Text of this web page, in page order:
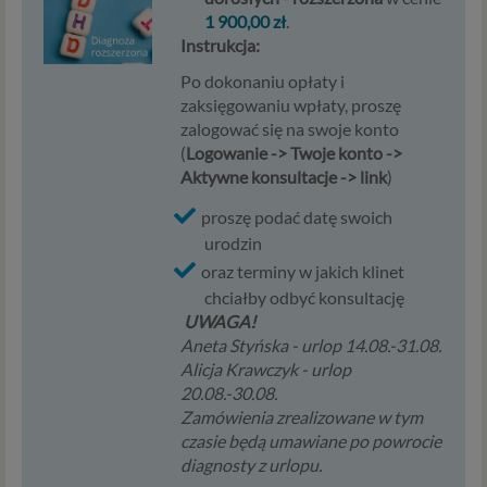
1 900,00 zł.
Instrukcja:
Po dokonaniu opłaty i
zaksięgowaniu wpłaty, proszę
zalogować się na swoje konto
(Logowanie -> Twoje konto ->
Aktywne konsultacje -> link)
proszę podać datę swoich
urodzin
oraz terminy w jakich klinet
chciałby odbyć konsultację
UWAGA!
Aneta Styńska - urlop 14.08.-31.08.
Alicja Krawczyk - urlop
20.08.-30.08.
Zamówienia zrealizowane w tym
czasie będą umawiane po powrocie
diagnosty z urlopu.
administratora – do czasu istnienia tego uzasadnionego
interesu.
Administratorami Twoich danych osobowych Psychology
Consulting Aneta Styńska właściciel serwisu
internetowego Psychorada.pl. Pełne dane administratora
Znajdziesz tam również informację o naszych Zaufanych
Partnerach, czyli firmach i innych podmiotów, z którymi
współpracujemy głównie w zakresie administracyjnym,
technologicznym koniecznym do prowadzenia serwisu i
Przekazywanie danych
Twoje dane będą przetwarzać Psychology Consulting
właściciel serwisu Psychorada.pl i Zaufani Partnerzy.
Twoje dane mogą być również powierzone do
przetwarzania innym podmiotom. W każdym takim